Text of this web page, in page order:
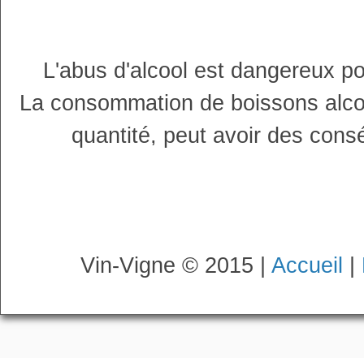
L'abus d'alcool est dangereux
La consommation de boissons
quantité, peut avoir des
Vin-Vigne © 2015 | Accueil